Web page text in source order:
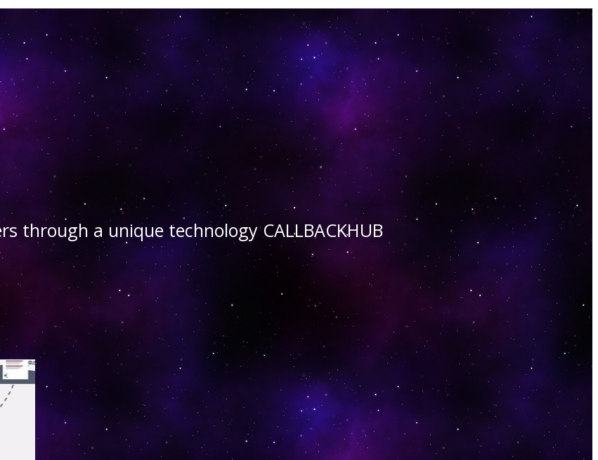
through a unique technology CALLBACKHUB